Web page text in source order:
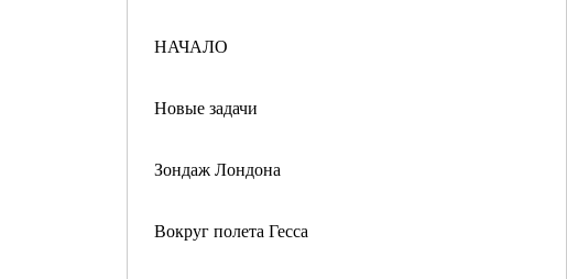
НАЧАЛО
Новые задачи
Зондаж Лондона
Вокруг полета Гесса